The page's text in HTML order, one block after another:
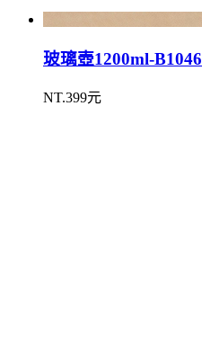
玻璃壺1200ml-B1046
NT.399元